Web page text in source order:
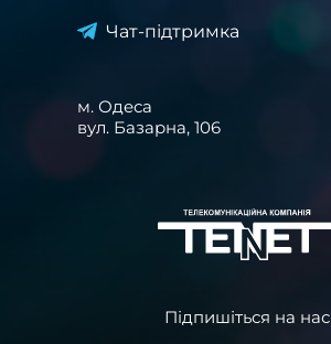
Чат-підтримка
м. Одеса
вул. Базарна, 106
Підпишіться на нас